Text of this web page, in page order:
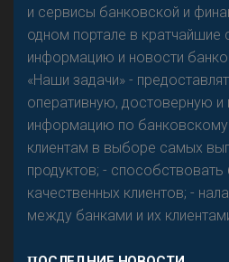
и сервисы банковской и
одном портале в кратчайшие
информацию и новости
«Наши задачи» -
оперативную, достоверную
информацию по банковскому
клиентам в выборе самых
продуктов; -
качественных клиентов; -
между банками и их